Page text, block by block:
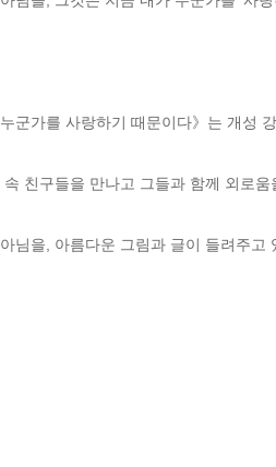
누군가를 사랑하기 때문이다》는 개성
친구들을 만나고 그들과 함께 외로